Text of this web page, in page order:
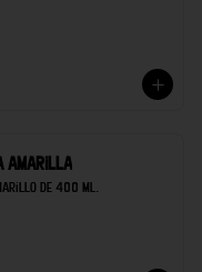
amarilla
de 400 ml.